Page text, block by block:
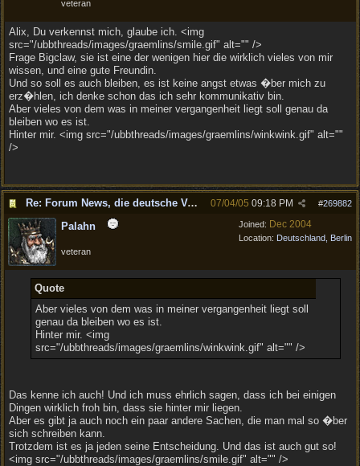
veteran
Alix, Du verkennst mich, glaube ich. <img
src="/ubbthreads/images/graemlins/smile.gif" alt="" />
Frage Bigclaw, sie ist eine der wenigen hier die wirklich vieles von mir
wissen, und eine gute Freundin.
Und so soll es auch bleiben, es ist keine angst etwas �ber mich zu
erz�hlen, ich denke schon das ich sehr kommunikativ bin.
Aber vieles von dem was in meiner vergangenheit liegt soll genau da
bleiben wo es ist.
Hinter mir. <img src="/ubbthreads/images/graemlins/winkwink.gif" alt=""
/>
Re: Forum News, die deutsche Version. #269882
07/04/05 09:18 PM
Joined: Dec 2004
Location: Deutschland, Berlin
Palahn
veteran
Quote
Aber vieles von dem was in meiner vergangenheit liegt soll
genau da bleiben wo es ist.
Hinter mir. <img
src="/ubbthreads/images/graemlins/winkwink.gif" alt="" />
Das kenne ich auch! Und ich muss ehrlich sagen, dass ich bei einigen
Dingen wirklich froh bin, dass sie hinter mir liegen.
Aber es gibt ja auch noch ein paar andere Sachen, die man mal so �ber
sich schreiben kann.
Trotzdem ist es ja jeden seine Entscheidung. Und das ist auch gut so!
<img src="/ubbthreads/images/graemlins/smile.gif" alt="" />